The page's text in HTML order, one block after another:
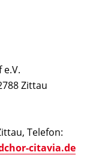
Zittau
Telefon:
citavia.de